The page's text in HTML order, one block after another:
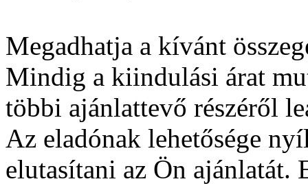
Megadhatja a kívánt
Mindig a kiindulási árat
többi ajánlattevő részéről
Az eladónak lehetősége
elutasítani az Ön ajánlatát.